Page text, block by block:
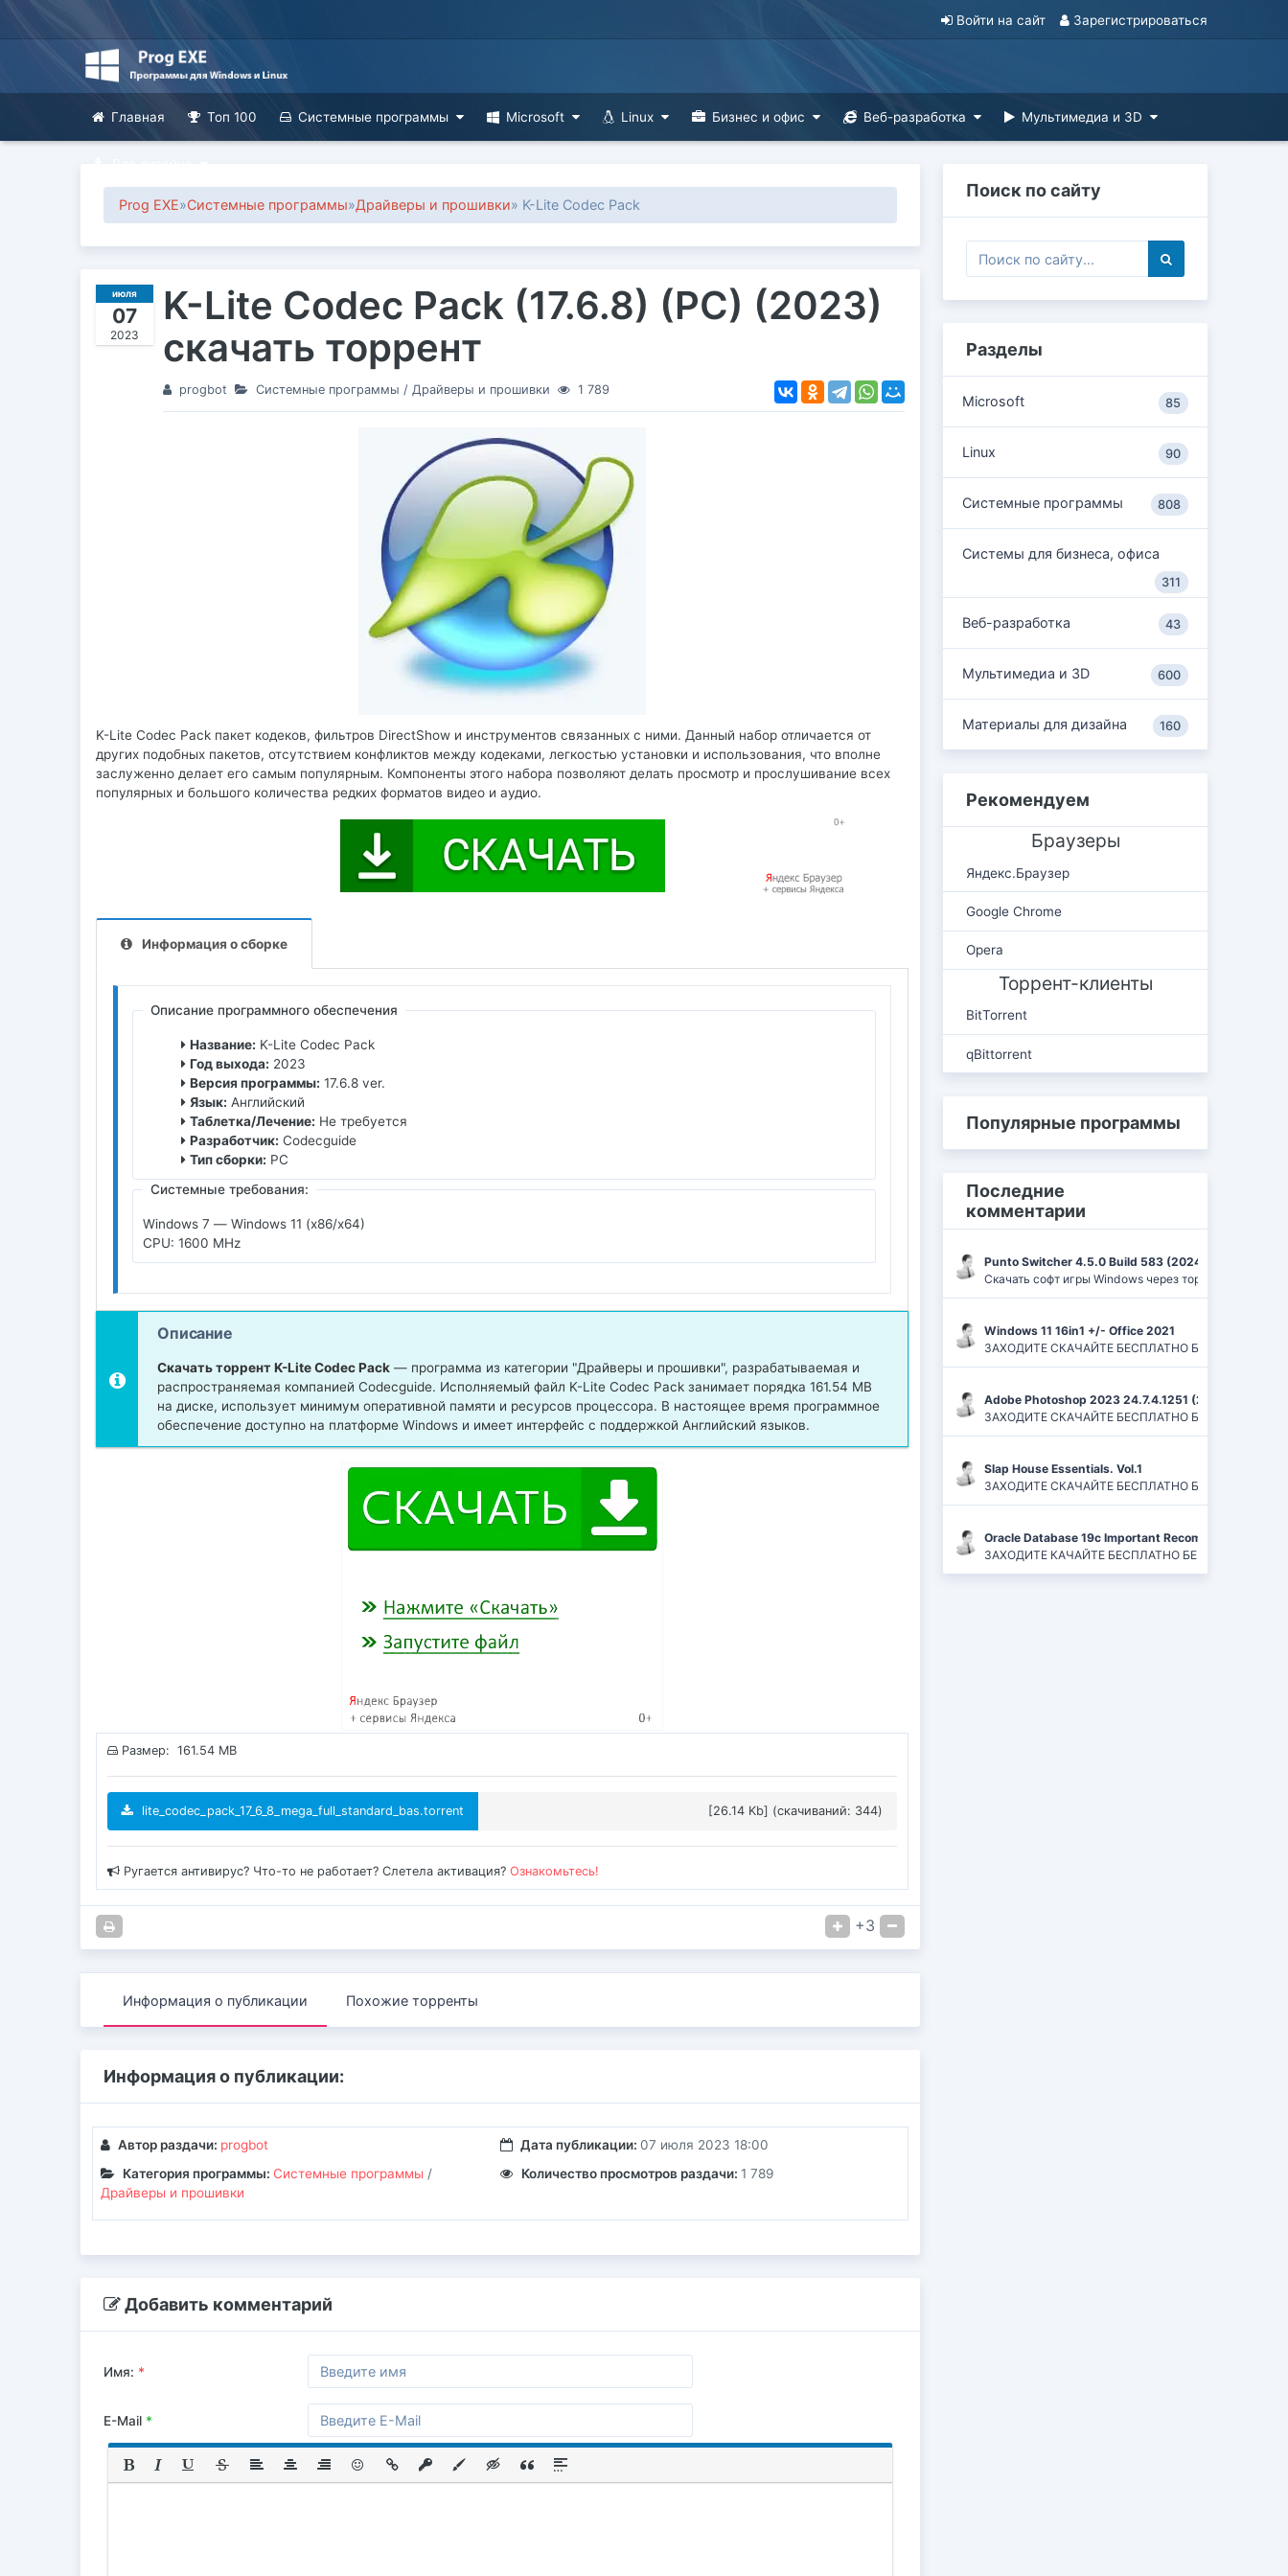
Войти на сайт Зарегистрироваться
Главная Топ 100 Системные программы Microsoft Linux Бизнес и офис Веб-разработка Мультимедиа и 3D
Prog EXE»Системные программы»Драйверы и прошивки» K-Lite Codec Pack
июля
07
2023
K-Lite Codec Pack (17.6.8) (PC) (2023)
скачать торрент
progbot Системные программы / Драйверы и прошивки 1 789
K-Lite Codec Pack пакет кодеков, фильтров DirectShow и инструментов связанных с ними. Данный набор отличается от
других подобных пакетов, отсутствием конфликтов между кодеками, легкостью установки и использования, что вполне
заслуженно делает его самым популярным. Компоненты этого набора позволяют делать просмотр и прослушивание всех
популярных и большого количества редких форматов видео и аудио.
Информация о сборке
Описание программного обеспечения
Название: K-Lite Codec Pack
Год выхода: 2023
Версия программы: 17.6.8 ver.
Язык: Английский
Таблетка/Лечение: Не требуется
Разработчик: Сodecguide
Тип сборки: PC
Системные требования:
Windows 7 — Windows 11 (x86/x64)
CPU: 1600 MHz
Описание
Скачать торрент K-Lite Codec Pack — программа из категории "Драйверы и прошивки", разрабатываемая и
распространяемая компанией Сodecguide. Исполняемый файл K-Lite Codec Pack занимает порядка 161.54 MB
на диске, использует минимум оперативной памяти и ресурсов процессора. В настоящее время программное
обеспечение доступно на платформе Windows и имеет интерфейс с поддержкой Английский языков.
Размер: 161.54 MB
lite_codec_pack_17_6_8_mega_full_standard_bas.torrent [26.14 Kb] (cкачиваний: 344)
Ругается антивирус? Что-то не работает? Слетела активация?Ознакомьтесь!
+3
Информация о публикации Похожие торренты
Информация о публикации:
Автор раздачи: progbot Дата публикации: 07 июля 2023 18:00
Категория программы: Системные программы /
Драйверы и прошивки
Количество просмотров раздачи: 1 789
Добавить комментарий
Имя: *
E-Mail *
Поиск по сайту
Разделы
Microsoft 85
Linux 90
Системные программы 808
Системы для бизнеса, офиса
311
Веб-разработка 43
Мультимедиа и 3D 600
Материалы для дизайна 160
Рекомендуем
Браузеры
Яндекс.Браузер
Google Chrome
Opera
Торрент-клиенты
BitTorrent
qBittorrent
Популярные программы
Последние
комментарии
Punto Switcher 4.5.0 Build 583 (2024) РС | RePack
Скачать софт игры Windows через торрент Ufrag:
Windows 11 16in1 +/- Office 2021
ЗАХОДИТЕ СКАЧАЙТЕ БЕСПЛАТНО БЕЗ
Adobe Photoshop 2023 24.7.4.1251 (2024) PC |
ЗАХОДИТЕ СКАЧАЙТЕ БЕСПЛАТНО БЕЗ
Slap House Essentials. Vol.1
ЗАХОДИТЕ СКАЧАЙТЕ БЕСПЛАТНО БЕЗ
Oracle Database 19c Important Recommended One-
ЗАХОДИТЕ КАЧАЙТЕ БЕСПЛАТНО БЕЗ РЕГИСТРАЦИЙ